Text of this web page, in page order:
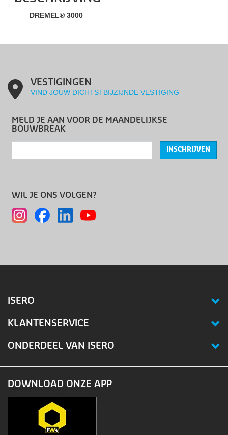
DREMEL® 3000
VESTIGINGEN
VIND JOUW DICHTSTBIJZIJNDE VESTIGING
MELD JE AAN VOOR DE MAANDELIJKSE
BOUWBREAK
INSCHRIJVEN
WIL JE ONS VOLGEN?
ISERO
KLANTENSERVICE
ONDERDEEL VAN ISERO
DOWNLOAD ONZE APP